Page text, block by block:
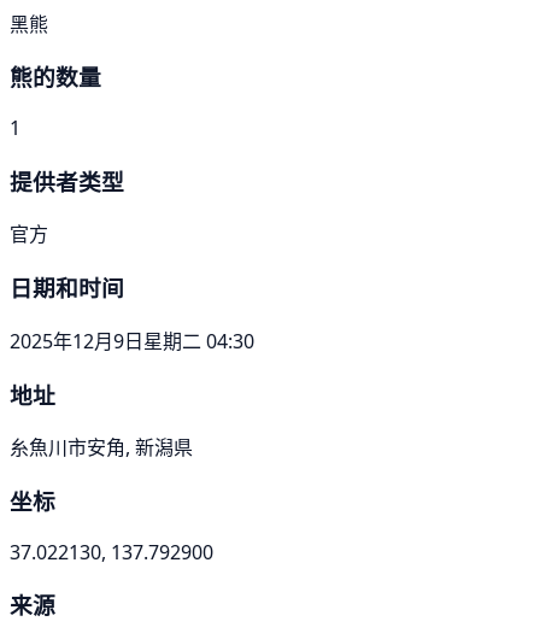
黑熊
熊的数量
1
提供者类型
官方
日期和时间
2025年12月9日星期二 04:30
地址
糸魚川市安角, 新潟県
坐标
37.022130, 137.792900
来源